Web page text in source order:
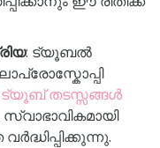
: ട്യൂബൽ
തടസ്സങ്ങൾ